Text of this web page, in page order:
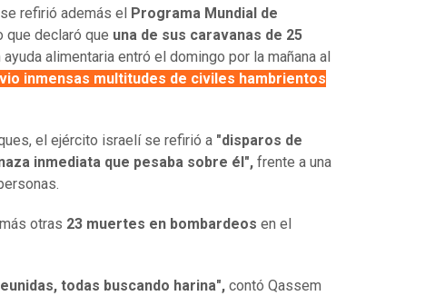
refirió además el
Programa Mundial de
que declaró que una de sus caravanas de 25
alimentaria entró el domingo por la mañana al
inmensas multitudes de civiles hambrientos
el ejército israelí se refirió a "disparos de
inmediata que pesaba sobre él", frente a una
otras 23 muertes en bombardeos en el
todas buscando harina", contó Qassem